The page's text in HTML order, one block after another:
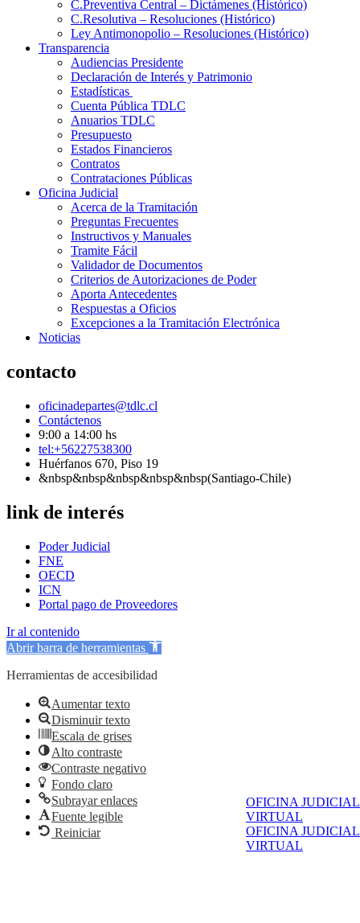
OFICINA JUDICIAL
VIRTUAL
OFICINA JUDICIAL
VIRTUAL
C.Preventiva Central – Dictámenes (Histórico)
C.Resolutiva – Resoluciones (Histórico)
Ley Antimonopolio – Resoluciones (Histórico)
Transparencia
Audiencias Presidente
Declaración de Interés y Patrimonio
Estadísticas
Cuenta Pública TDLC
Anuarios TDLC
Presupuesto
Estados Financieros
Contratos
Contrataciones Públicas
Oficina Judicial
Acerca de la Tramitación
Preguntas Frecuentes
Instructivos y Manuales
Tramite Fácil
Validador de Documentos
Criterios de Autorizaciones de Poder
Aporta Antecedentes
Respuestas a Oficios
Excepciones a la Tramitación Electrónica
Noticias
contacto
oficinadepartes@tdlc.cl
Contáctenos
9:00 a 14:00 hs
tel:+56227538300
Huérfanos 670, Piso 19
&nbsp&nbsp&nbsp&nbsp&nbsp(Santiago-Chile)
link de interés
Poder Judicial
FNE
OECD
ICN
Portal pago de Proveedores
Ir al contenido
Abrir barra de herramientas
Herramientas de accesibilidad
Aumentar texto
Disminuir texto
Escala de grises
Alto contraste
Contraste negativo
Fondo claro
Subrayar enlaces
Fuente legible
Reiniciar